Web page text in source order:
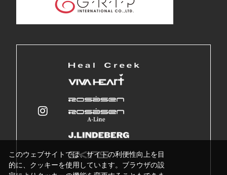
このウェブサイトでは、サイトの利便性向上を目
的に、クッキーを使用しています。ブラウザの設